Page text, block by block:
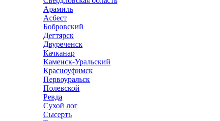
Арамиль
Асбест
Бобровский
Дегтярск
Двуреченск
Качканар
Каменск-Уральский
Красноуфимск
Первоуральск
Полевской
Ревда
Сухой лог
Сысерть